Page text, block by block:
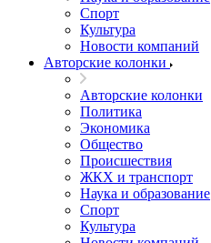
Спорт
Культура
Новости компаний
Авторские колонки
Авторские колонки
Политика
Экономика
Общество
Происшествия
ЖКХ и транспорт
Наука и образование
Спорт
Культура